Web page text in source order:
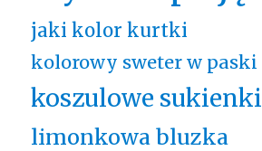
jaki kolor kurtki
kolorowy sweter w paski
koszulowe sukienki
limonkowa bluzka